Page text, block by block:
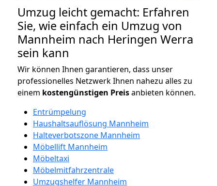
Umzug leicht gemacht: Erfahren
Sie, wie einfach ein Umzug von
Mannheim nach Heringen Werra
sein kann
Wir können Ihnen garantieren, dass unser
professionelles Netzwerk Ihnen nahezu alles zu
einem kostengünstigen Preisanbieten können.
Entrümpelung
Haushaltsauflösung Mannheim
Halteverbotszone Mannheim
Möbellift Mannheim
Möbeltaxi
Möbelmitfahrzentrale
Umzugshelfer Mannheim